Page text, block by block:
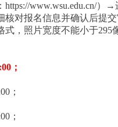
https://www.wsu.edu.cn/
对报名信息并确认后提
式，照片宽度不能小于
；
；
；